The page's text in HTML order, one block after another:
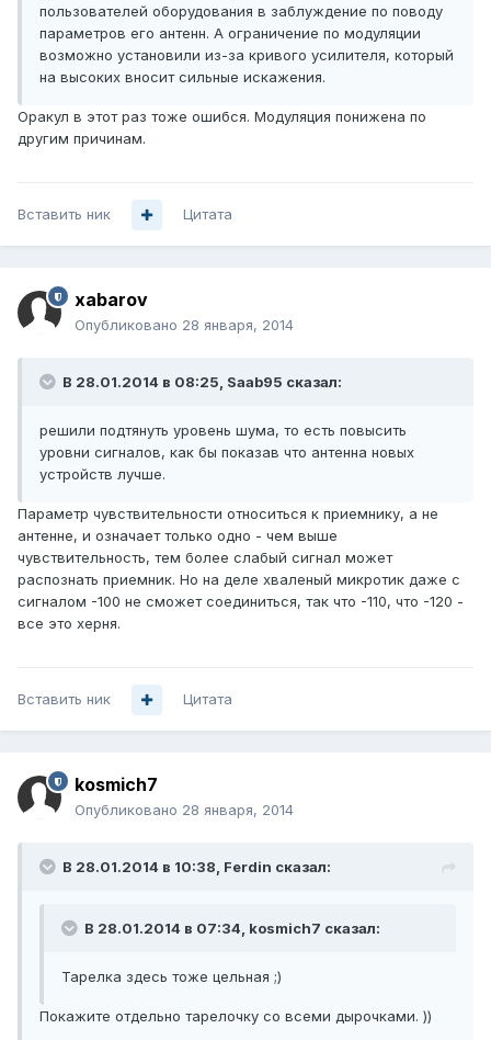
пользователей оборудования в заблуждение по поводу
параметров его антенн. А ограничение по модуляции
возможно установили из-за кривого усилителя, который
на высоких вносит сильные искажения.
Оракул в этот раз тоже ошибся. Модуляция понижена по
другим причинам.
Вставить ник Цитата
xabarov
Опубликовано 28 января, 2014
В 28.01.2014 в 08:25, Saab95 сказал:
решили подтянуть уровень шума, то есть повысить
уровни сигналов, как бы показав что антенна новых
устройств лучше.
Параметр чувствительности относиться к приемнику, а не
антенне, и означает только одно - чем выше
чувствительность, тем более слабый сигнал может
распознать приемник. Но на деле хваленый микротик даже с
сигналом -100 не сможет соединиться, так что -110, что -120 -
все это херня.
Вставить ник Цитата
kosmich7
Опубликовано 28 января, 2014
В 28.01.2014 в 10:38, Ferdin сказал:
В 28.01.2014 в 07:34, kosmich7 сказал:
Тарелка здесь тоже цельная ;)
Покажите отдельно тарелочку со всеми дырочками. ))